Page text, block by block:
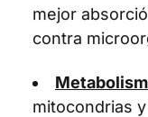
mejor
contra
mitocondrias